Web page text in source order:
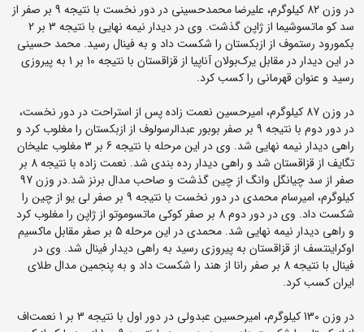
در وزن 82 کیلوگرم، علیرضا محمدحسینی در دور نخست با نتیجه 9 بر صفر از
سد کو ماتسوشیما از ژاپن گذشت. وی در دیدار نیمه نهایی با نتیجه 3 بر 2
بکمورود رستموف از ازبکستان را شکست داد و به فینال رسید. محمد حسینی
در این دیدار در مقابل یرک‌بولان آناپیا از قزاقستان با نتیجه 10 بر 1 به پیروزی
رسید و عنوان قهرمانی را کسب کرد.
در وزن 87 کیلوگرم، امیرحسین نعمت زاده پس از استراحت در دور نخست،
در دور دوم با نتیجه 9 بر صفر بوبور عبد‌الرسولوف از ازبکستان را مغلوب کرد و
راهی دیدار نیمه نهایی شد. وی در این مرحله با نتیجه 6 بر 3 مغلوب علیخان
تگایف از قزاقستان شد و راهی دیدار رده بندی شد. نعمت زاده با نتیجه 8 بر
صفر از سد چیانگل وانگ از چین گذشت و صاحب مدال برنز شد.در وزن 97
کیلوگرم، امیرسام محمدی در دور نخست با نتیجه 9 بر صفر لی یو از چین را
شکست داد. وی در دور دوم 8 بر صفر کوکی ماتسوموتو از ژاپن را مغلوب کرد
و راهی دیدار نیمه نهایی شد. محمدی در این مرحله 5 بر صفر مقابل ماکسیم
اوکراینتسف از قزاقستان به پیروزی رسید به راهی دیدار فینال شد. وی در
فینال با نتیجه 8 بر صفر رانا از هند را شکست داد و به پنجمین مدال طلای
ایران کسب کرد.
در وزن 130 کیلوگرم، امیرحسین عبدولی در دور اول با نتیجه 3 بر 1 نعمت‌اف